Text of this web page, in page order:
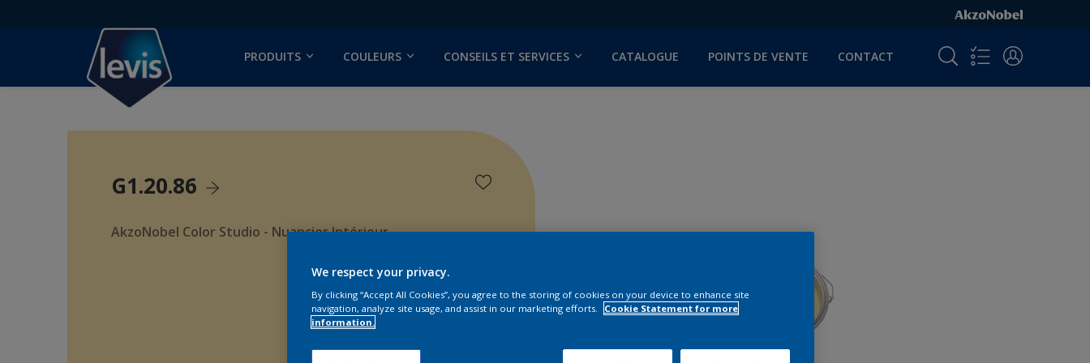
PRODUITS COULEURS CONSEILS ET SERVICES CATALOGUE POINTS DE VENTE CONTACT
G1.20.86
AkzoNobel Color Studio - Nuancier Intérieur
We respect your privacy.
By clicking “Accept All Cookies”, you agree to the storing of cookies on your device to enhance site
navigation, analyze site usage, and assist in our marketing efforts.
Cookie Statement for more
information.